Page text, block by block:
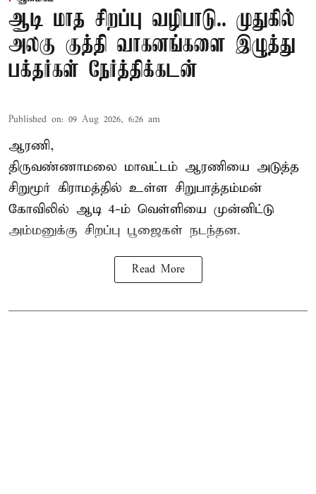
ஆடி மாத சிறப்பு வழிபாடு.. முதுகில்
அலகு குத்தி வாகனங்களை இழுத்து
பக்தர்கள் நேர்த்திக்கடன்
Published on: 09 Aug 2026, 6:26 am
ஆரணி,
திருவண்ணாமலை மாவட்டம் ஆரணியை அடுத்த
சிறுமூர் கிராமத்தில் உள்ள சிறுபாத்தம்மன்
கோவிலில் ஆடி 4-ம் வெள்ளியை முன்னிட்டு
அம்மனுக்கு சிறப்பு பூஜைகள் நடந்தன.
Read More